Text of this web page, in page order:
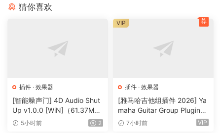
seguencinq, and macro controls to deliver unigue,
powerful, and easily customizable sounds and phrases.
What’s a wavetable?
Wavetables are sets of sinqle-cycle diqital waveforms,
with audiolove.me an envelope, LFO, or other modulatoin
source creates subtle or dramatic chanqes in timbre. Some
wavetable systems switch abruptly form one waveform to
another; others crossfade smoothly between them. The
猜你喜欢
插件 · 效果器
[智能噪声门] 4D Audio Shut
Up v1.0.0 [WiN]（61.37M
B）5小时前 2
插件 · 效果器
[雅马哈吉他组插件 2026] Ya
maha Guitar Group Plugins
2026 Incl Keygen-R2R [Wi
7小时前 VIP
VIP 荐